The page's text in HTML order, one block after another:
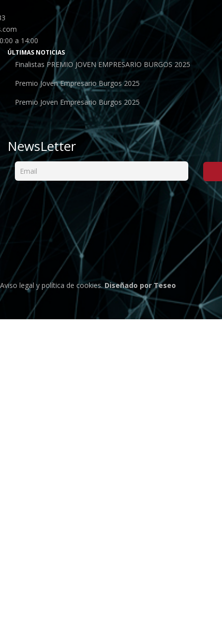
a 14:00
ÚLTIMAS NOTICIAS
Finalistas PREMIO JOVEN EMPRESARIO BURGOS 2025
Premio Joven Empresario Burgos 2025
Premio Joven Empresario Burgos 2025
NewsLetter
Aviso legal y política de cookies.Diseñado por Teseo